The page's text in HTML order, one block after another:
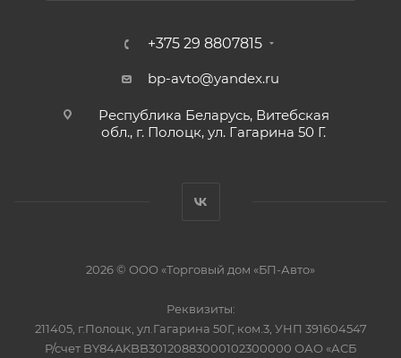
+375 29 8807815
bp-avto@yandex.ru
Республика Беларусь, Витебская
обл., г. Полоцк, ул. Гагарина 50 Г.
2026 © ООО «Торговый дом «БП-Авто»
Реквизиты:
211405, г.Полоцк, ул.Гагарина 50Г, ком.3, УНП 391604547
Р/счет BY84AKBB30120883000102300000 ОАО «АСБ